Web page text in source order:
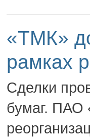
«ТМК»
рамках
Сделки
бумаг. ПАО